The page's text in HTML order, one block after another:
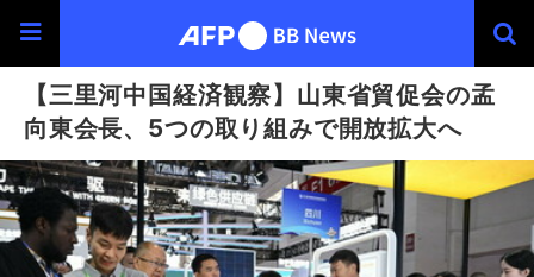
【三里河中国経済観察】山東省貿促会の孟
向東会長、5つの取り組みで開放拡大へ